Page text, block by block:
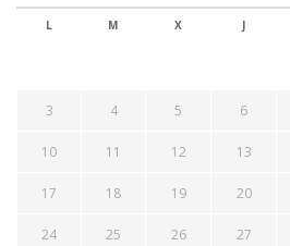
L M X J
3 4 5 6
10 11 12 13
17 18 19 20
24 25 26 27